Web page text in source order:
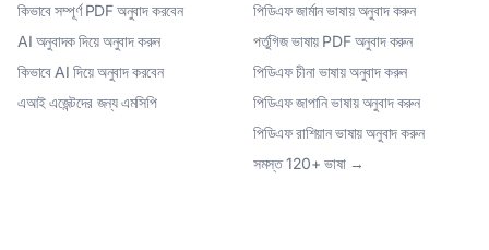
কিভাবে সম্পূর্ণ PDF অনুবাদ করবেন
AI অনুবাদক দিয়ে অনুবাদ করুন
কিভাবে AI দিয়ে অনুবাদ করবেন
এআই এজেন্টদের জন্য এমসিপি
পিডিএফ জার্মান ভাষায় অনুবাদ করুন
পর্তুগিজ ভাষায় PDF অনুবাদ করুন
পিডিএফ চীনা ভাষায় অনুবাদ করুন
পিডিএফ জাপানি ভাষায় অনুবাদ করুন
পিডিএফ রাশিয়ান ভাষায় অনুবাদ করুন
সমস্ত 120+ ভাষা →